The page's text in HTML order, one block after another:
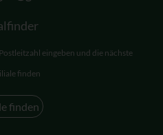
eingeben und die nächste
finden
finden